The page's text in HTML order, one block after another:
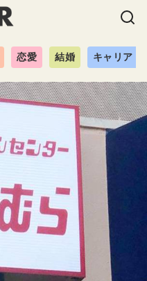
恋愛 結婚 キャリア